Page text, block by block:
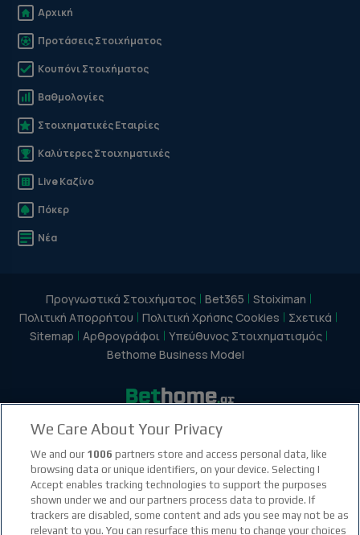
Αρχική
Προτάσεις Στοιχήματος
Κουπόνι Στοιχήματος
Βαθμολογίες
Στοιχηματικές Εταιρίες
Καλύτερες Στοιχηματικές
Live Καζίνο
Πόκερ
Νέα
Προγνωστικά Στοιχήματος Bet365
Stoiximan
Πολιτική Απορρήτου
Πολιτική Χρήσης Cookies
Σχετικά
Sitemap
Αρθρογράφοι
Υπεύθυνος Στοιχηματισμός
Bethome Business Model
We Care About Your Privacy
We and our 1006 partners store and access personal data, like
browsing data or unique identifiers, on your device. Selecting I
Accept enables tracking technologies to support the purposes
shown under we and our partners process data to provide. If
trackers are disabled, some content and ads you see may not be as
relevant to you. You can resurface this menu to change your choices